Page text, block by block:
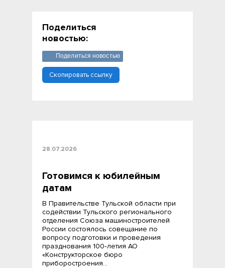
28.07.2026
Готовимся к юбилейным
датам
В Правительстве Тульской области при
содействии Тульского регионального
отделения Союза машиностроителей
России состоялось совещание по
вопросу подготовки и проведения
празднования 100‑летия АО
«Конструкторское бюро
приборостроения…
Поделиться
новостью:
Поделиться новостью
Скопировать ссылку